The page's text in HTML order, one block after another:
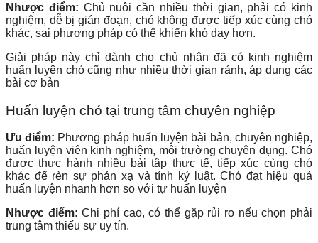
Nhược điểm: Chủ nuôi cần nhiều thời gian, phải có kinh
nghiệm, dễ bị gián đoạn, chó không được tiếp xúc cùng chó
khác, sai phương pháp có thể khiến khó dạy hơn.
Giải pháp này chỉ dành cho chủ nhân đã có kinh nghiệm
huấn luyện chó cũng như nhiều thời gian rảnh, áp dụng các
bài cơ bản
Huấn luyện chó tại trung tâm chuyên nghiệp
Ưu điểm: Phương pháp huấn luyện bài bản, chuyên nghiệp,
huấn luyện viên kinh nghiệm, môi trường chuyên dụng. Chó
được thực hành nhiều bài tập thực tế, tiếp xúc cùng chó
khác để rèn sự phản xạ và tính kỷ luật. Chó đạt hiệu quả
huấn luyện nhanh hơn so với tự huấn luyện
Nhược điểm:Chi phí cao, có thể gặp rủi ro nếu chọn phải
trung tâm thiếu sự uy tín.